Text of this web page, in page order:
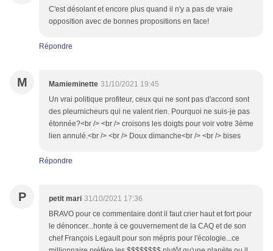
C'est désolant et encore plus quand il n'y a pas de vraie
opposition avec de bonnes propositions en face!
Répondre
M Mamieminette 31/10/2021 19:45
Un vrai politique profiteur, ceux qui ne sont pas d'accord sont
des pleurnicheurs qui ne valent rien. Pourquoi ne suis-je pas
étonnée?<br /> <br /> croisons les doigts pour voir votre 3ème
lien annulé.<br /> <br /> Doux dimanche<br /> <br /> bises
Répondre
P petit mari 31/10/2021 17:36
BRAVO pour ce commentaire dont il faut crier haut et fort pour
le dénoncer...honte à ce gouvernement de la CAQ et de son
chef François Legault pour son mépris pour l'écologie...ce